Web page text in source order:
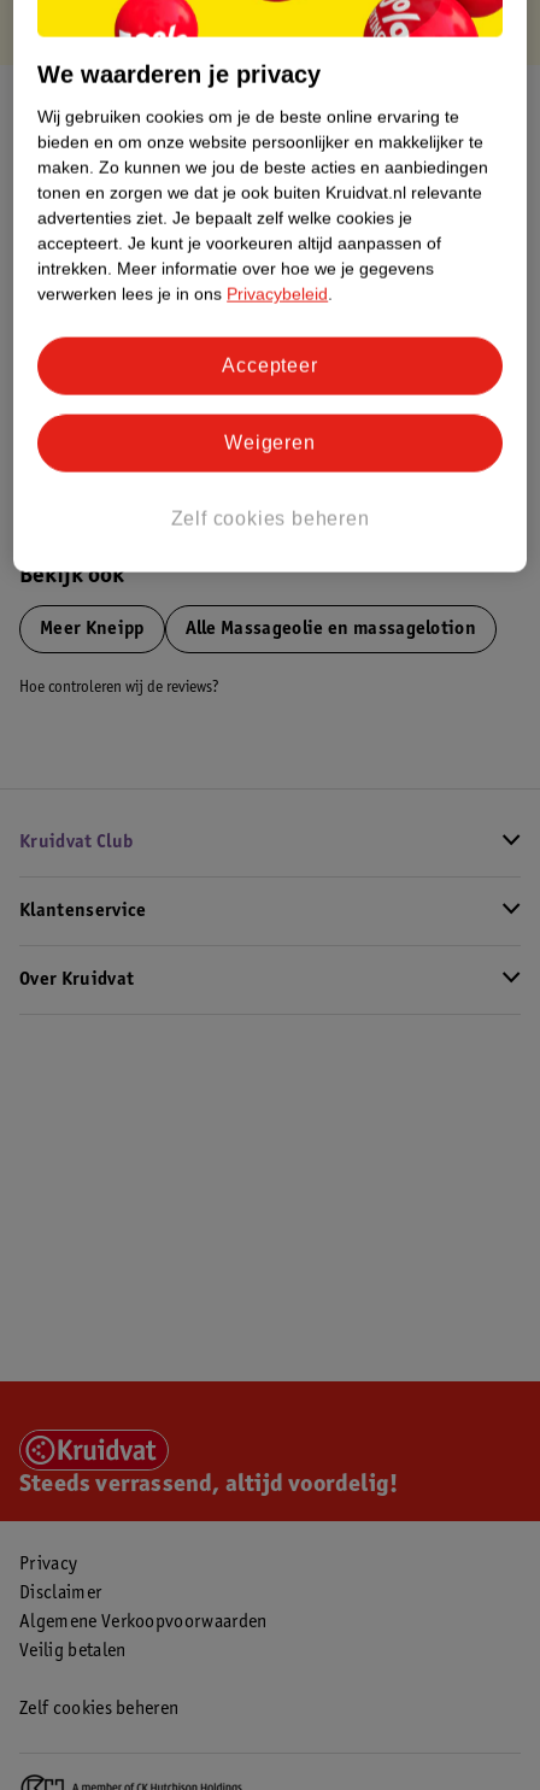
Over dit product
Productinformatie
Etiketinformatie
Nature Impact Score
Dit product heeft (nog) geen Nature
Impact Score.
Bekijk ook
Meer Kneipp Alle Massageolie en massagelotion
Hoe controleren wij de reviews?
Kruidvat Club
Klantenservice
Over Kruidvat
Steeds verrassend, altijd voordelig!
Privacy
Disclaimer
Algemene Verkoopvoorwaarden
Veilig betalen
Zelf cookies beheren
We waarderen je privacy
Wij gebruiken cookies om je de beste online ervaring te
bieden en om onze website persoonlijker en makkelijker te
maken. Zo kunnen we jou de beste acties en aanbiedingen
tonen en zorgen we dat je ook buiten Kruidvat.nl relevante
advertenties ziet. Je bepaalt zelf welke cookies je
accepteert. Je kunt je voorkeuren altijd aanpassen of
intrekken. Meer informatie over hoe we je gegevens
verwerken lees je in ons Privacybeleid.
Zelf cookies beheren
Weigeren
Accepteer